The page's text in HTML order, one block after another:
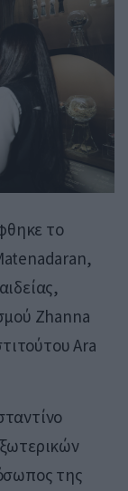
το
Zhanna
Ara
της